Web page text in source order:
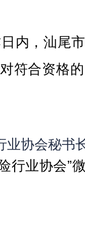
内，汕尾
符合资格
业协会秘书
行业协会”